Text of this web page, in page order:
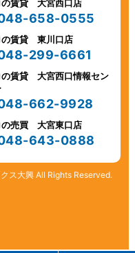
の賃貸 大宮西口店
658-0555
の賃貸 東川口店
299-6661
の賃貸 大宮西口情報セン
662-9928
の売買 大宮東口店
643-0888
ス大興 All Rights Reserved.